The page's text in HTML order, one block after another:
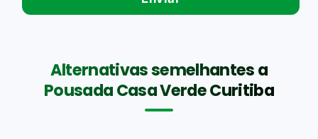
Alternativas semelhantes a
Pousada Casa Verde Curitiba